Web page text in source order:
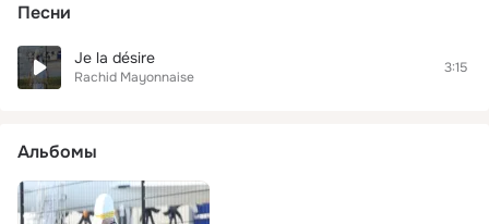
Песни
Je la désire
Rachid Mayonnaise
3:15
Альбомы